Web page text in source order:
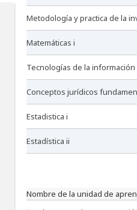
metodología y practica de la
matemáticas i
tecnologías de la información
conceptos jurídicos
estadistica i
estadística ii
nombre de la unidad de